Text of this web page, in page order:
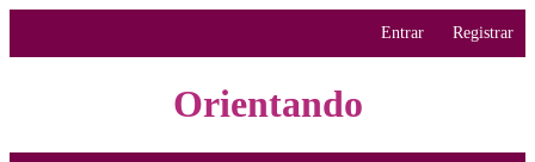
Entrar Registrar
Orientando